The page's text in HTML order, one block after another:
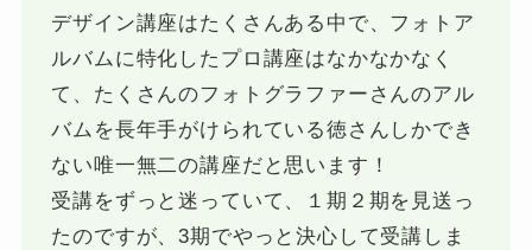
デザイン講座はたくさんある中で、フォトア
ルバムに特化したプロ講座はなかなかなく
て、たくさんのフォトグラファーさんのアル
バムを長年手がけられている徳さんしかでき
ない唯一無二の講座だと思います！
受講をずっと迷っていて、１期２期を見送っ
たのですが、3期でやっと決心して受講しま